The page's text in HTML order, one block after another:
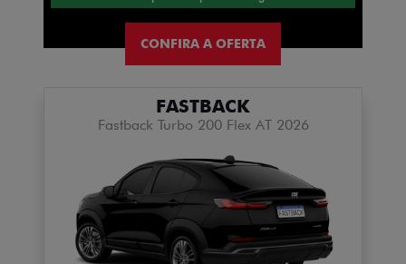
CONFIRA A OFERTA
FASTBACK
Fastback Turbo 200 Flex AT 2026